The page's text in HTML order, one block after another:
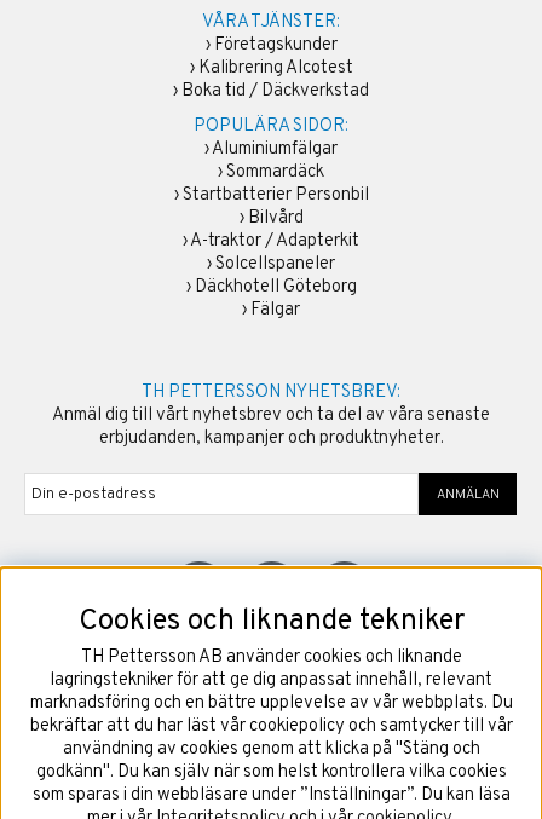
VÅRA TJÄNSTER:
› Företagskunder
› Kalibrering Alcotest
› Boka tid / Däckverkstad
POPULÄRA SIDOR:
›Aluminiumfälgar
›Sommardäck
›Startbatterier Personbil
› Bilvård
›A-traktor / Adapterkit
›Solcellspaneler
› Däckhotell Göteborg
› Fälgar
TH PETTERSSON NYHETSBREV:
Anmäl dig till vårt nyhetsbrev och ta del av våra senaste
erbjudanden, kampanjer och produktnyheter.
ANMÄLAN
©2026Copyright TH Pettersson AB
Cookies och liknande tekniker
TH Pettersson AB använder cookies och liknande
lagringstekniker för att ge dig anpassat innehåll, relevant
marknadsföring och en bättre upplevelse av vår webbplats. Du
bekräftar att du har läst vår cookiepolicy och samtycker till vår
användning av cookies genom att klicka på "Stäng och
godkänn". Du kan själv när som helst kontrollera vilka cookies
som sparas i din webbläsare under ”Inställningar”. Du kan läsa